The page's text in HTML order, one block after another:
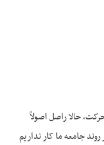
حالا راصل اصولاً
جامعه ما کار نداریم